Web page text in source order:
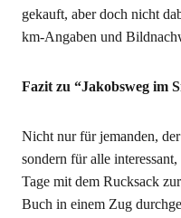
gekauft, aber doch nicht
km-Angaben und
Fazit zu “Jakobsweg im
Nicht nur für jemanden,
sondern für alle
Tage mit dem Rucksack
Buch in einem Zug